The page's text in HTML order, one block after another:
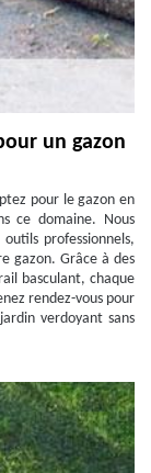
un gazon
pour le gazon en
ce domaine. Nous
professionnels,
gazon. Grâce à des
basculant, chaque
rendez-vous pour
verdoyant sans